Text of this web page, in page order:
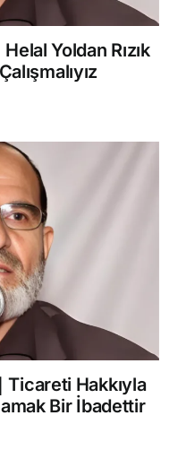
Yoldan Rızık
Ticareti Hakkıyla
Bir İbadettir